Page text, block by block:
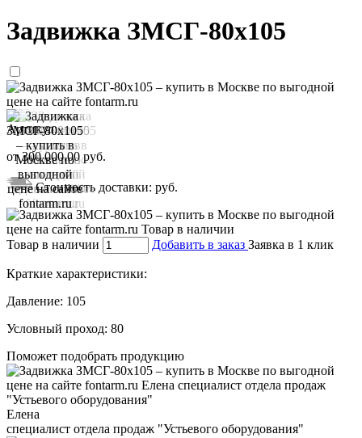
Задвижка ЗМСГ-80х105
Артикул:
от300 000,00руб.
Стоимость доставки: руб.
Товар в наличии Добавить в заказ Заявка в 1 клик
Краткие характеристики:
Давление: 105
Условный проход: 80
Поможет подобрать продукцию
Елена
специалист отдела продаж "Устьевого оборудования"